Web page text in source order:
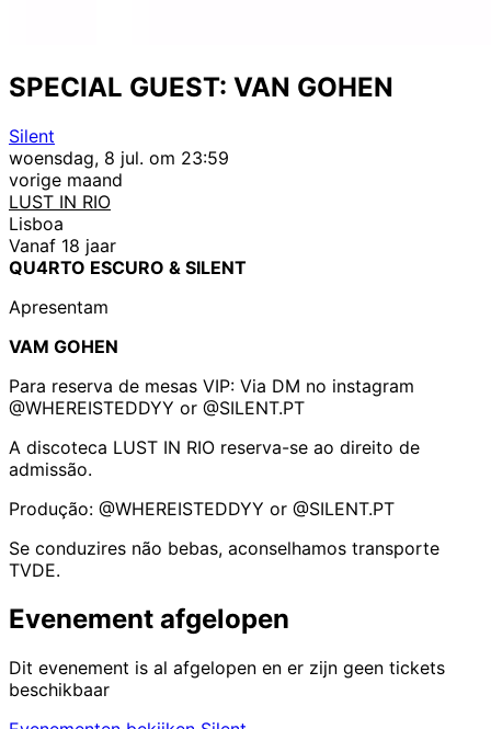
SPECIAL GUEST: VAN GOHEN
Silent
woensdag, 8 jul. om 23:59
vorige maand
LUST IN RIO
Lisboa
Vanaf 18 jaar
QU4RTO ESCURO & SILENT
Apresentam
VAM GOHEN
Para reserva de mesas VIP: Via DM no instagram
@WHEREISTEDDYY or @SILENT.PT
A discoteca LUST IN RIO reserva-se ao direito de
admissão.
Produção: @WHEREISTEDDYY or @SILENT.PT
Se conduzires não bebas, aconselhamos transporte
TVDE.
Evenement afgelopen
Dit evenement is al afgelopen en er zijn geen tickets
beschikbaar